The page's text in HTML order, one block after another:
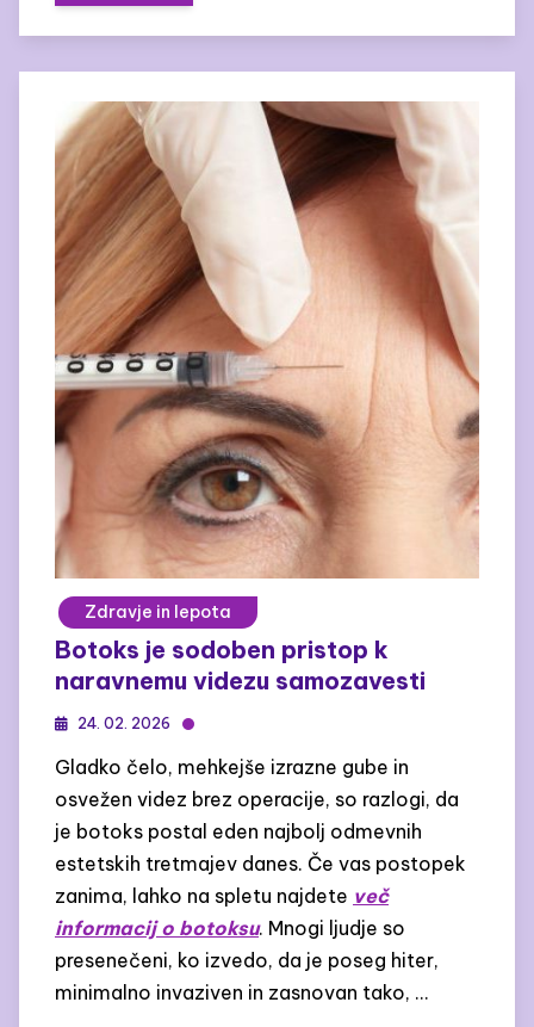
Zdravje in lepota
Botoks je sodoben pristop k
naravnemu videzu samozavesti
24. 02. 2026
Gladko čelo, mehkejše izrazne gube in
osvežen videz brez operacije, so razlogi, da
je botoks postal eden najbolj odmevnih
estetskih tretmajev danes. Če vas postopek
zanima, lahko na spletu najdete več
informacij o botoksu. Mnogi ljudje so
presenečeni, ko izvedo, da je poseg hiter,
minimalno invaziven in zasnovan tako, …